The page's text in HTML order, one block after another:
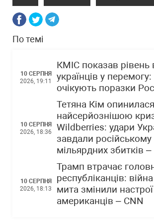
По темі
10 СЕРПНЯ
2026, 19:11
КМІС показав рівень
українців у перемогу:
очікують поразки
10 СЕРПНЯ
2026, 18:36
Тетяна Кім
найсерйознішою
Wildberries: удари
завдали російському
мільярдних збитків –
10 СЕРПНЯ
2026, 18:13
Трамп втрачає
республіканців:
мита змінили настрої
американців – CNN